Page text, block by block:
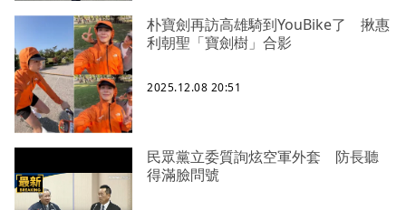
朴寶劍再訪高雄騎到YouBike了 揪惠
利朝聖「寶劍樹」合影
2025.12.08 20:51
民眾黨立委質詢炫空軍外套 防長聽
得滿臉問號